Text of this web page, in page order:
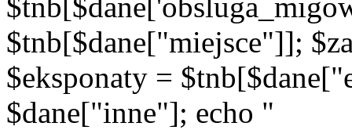
$tnb[$dane["miejsce"]];
$eksponaty =
$dane["inne"]; echo "